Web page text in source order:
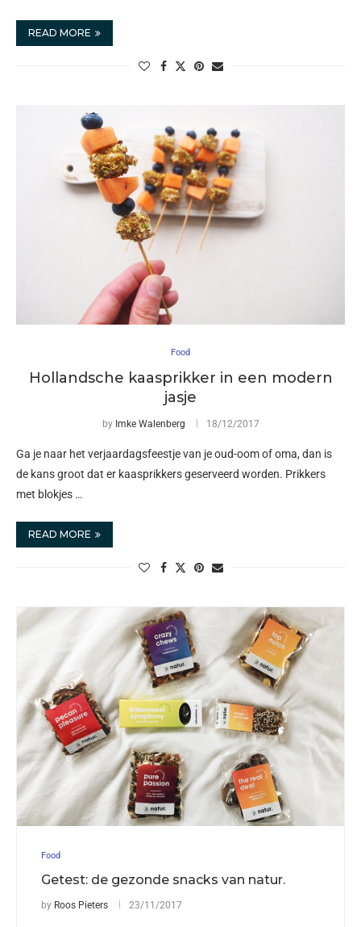
READ MORE
Food
Hollandsche kaasprikker in een modern
jasje
by Imke Walenberg 18/12/2017
Ga je naar het verjaardagsfeestje van je oud-oom of oma, dan is
de kans groot dat er kaasprikkers geserveerd worden. Prikkers
met blokjes …
READ MORE
Food
Getest: de gezonde snacks van natur.
by Roos Pieters 23/11/2017